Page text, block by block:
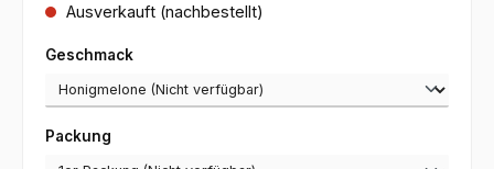
Ausverkauft (nachbestellt)
Geschmackauswählen
Packung